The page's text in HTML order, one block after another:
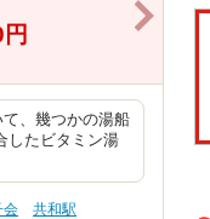
、幾つかの湯船
したビタミン湯
会
共和駅